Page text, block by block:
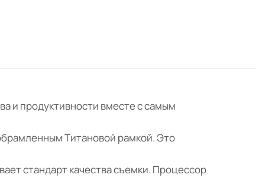
и продуктивности вместе с самым
Титановой рамкой. Это
стандарт качества съемки. Процессор